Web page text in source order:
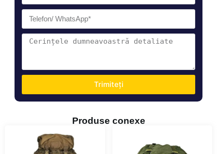
Trimiteți
Produse conexe